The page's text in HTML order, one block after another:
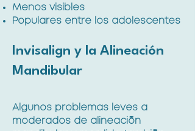
Menos visibles
Populares entre los adolescentes
Invisalign y la Alineación
Mandibular
Algunos problemas leves a
moderados de alineación